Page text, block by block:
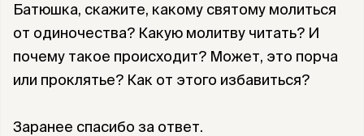
Батюшка, скажите, какому святому молиться
от одиночества? Какую молитву читать? И
почему такое происходит? Может, это порча
или проклятье? Как от этого избавиться?
Заранее спасибо за ответ.